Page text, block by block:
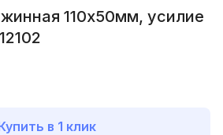
110х50мм, усилие
в 1 клик